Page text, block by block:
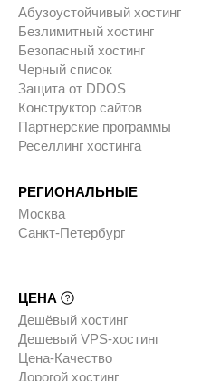
Абузоустойчивый хостинг
Безлимитный хостинг
Безопасный хостинг
Черный список
Защита от DDOS
Конструктор сайтов
Партнерские программы
Реселлинг хостинга
РЕГИОНАЛЬНЫЕ
Москва
Санкт-Петербург
ЦЕНА
Дешёвый хостинг
Дешевый VPS-хостинг
Цена-Качество
Дорогой хостинг